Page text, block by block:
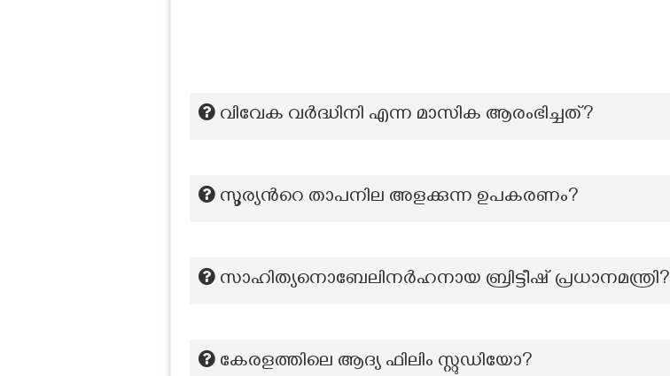
വിവേക വർദ്ധിനി എന്ന മാസിക ആരംഭിച്ചത്?
സൂര്യൻറെ താപനില അളക്കുന്ന ഉപകരണം?
സാഹിത്യനൊബേലിനർഹനായ ബ്രിട്ടീഷ് പ്രധാനമന്ത്രി?
കേരളത്തിലെ ആദ്യ ഫിലിം സ്റ്റുഡിയോ?